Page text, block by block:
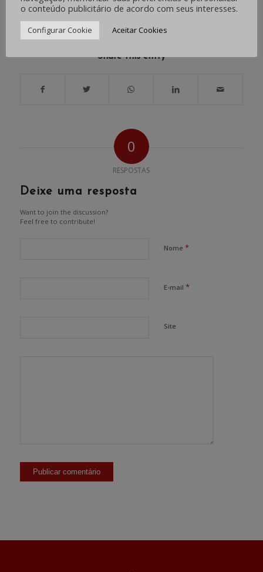
Share this entry
0
RESPOSTAS
Deixe uma resposta
Want to join the discussion?
Feel free to contribute!
Nome *
E-mail *
Site
o conteúdo publicitário de acordo com seus interesses.
Configurar Cookie Aceitar Cookies